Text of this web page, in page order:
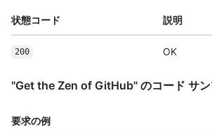
状態コード 説明
200 OK
"Get the Zen of GitHub" のコード サ
要求の例